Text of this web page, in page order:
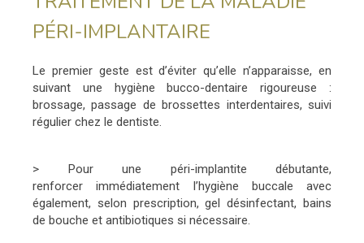
PÉRI-IMPLANTAIRE
Le premier geste est d’éviter qu’elle n’apparaisse, en
suivant une hygiène bucco-dentaire rigoureuse :
brossage, passage de brossettes interdentaires, suivi
régulier chez le dentiste.
> Pour une péri-implantite débutante,
renforcer immédiatement l’hygiène buccale avec
également, selon prescription, gel désinfectant, bains
de bouche et antibiotiques si nécessaire.